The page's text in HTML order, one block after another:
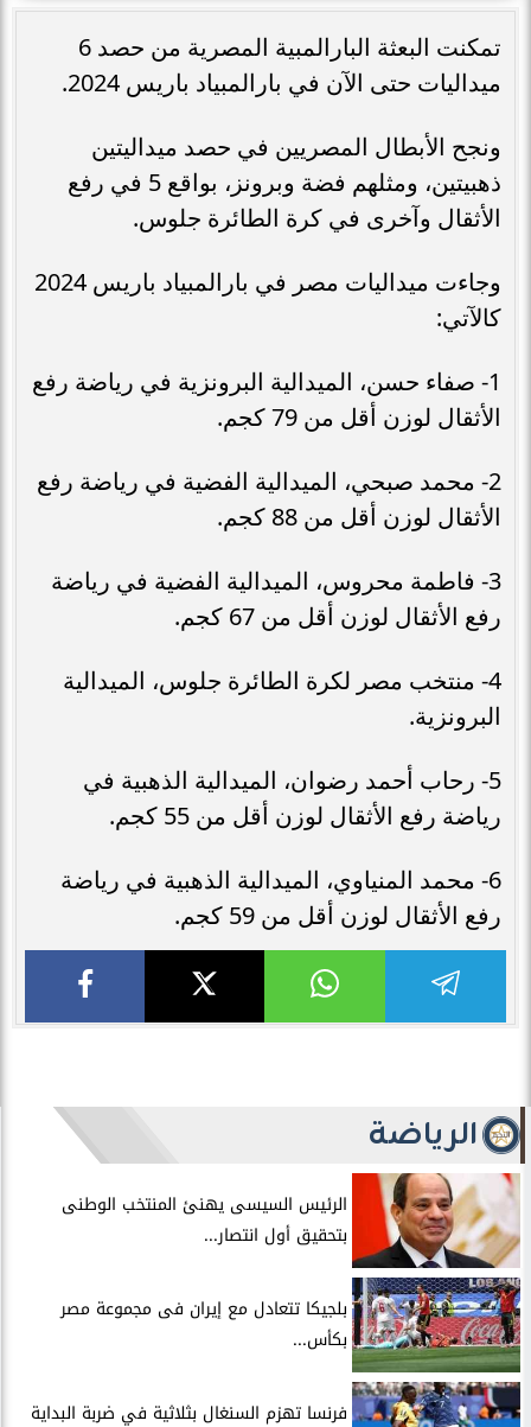
تمكنت البعثة البارالمبية المصرية من حصد 6
ميداليات حتى الآن في بارالمبياد باريس 2024.
ونجح الأبطال المصريين في حصد ميداليتين
ذهبيتين، ومثلهم فضة وبرونز، بواقع 5 في رفع
الأثقال وآخرى في كرة الطائرة جلوس.
وجاءت ميداليات مصر في بارالمبياد باريس 2024
كالآتي:
1- صفاء حسن، الميدالية البرونزية في رياضة رفع
الأثقال لوزن أقل من 79 كجم.
2- محمد صبحي، الميدالية الفضية في رياضة رفع
الأثقال لوزن أقل من 88 كجم.
3- فاطمة محروس، الميدالية الفضية في رياضة
رفع الأثقال لوزن أقل من 67 كجم.
4- منتخب مصر لكرة الطائرة جلوس، الميدالية
البرونزية.
5- رحاب أحمد رضوان، الميدالية الذهبية في
رياضة رفع الأثقال لوزن أقل من 55 كجم.
6- محمد المنياوي، الميدالية الذهبية في رياضة
رفع الأثقال لوزن أقل من 59 كجم.
الرياضة
الرئيس السيسى يهنئ المنتخب الوطنى
بتحقيق أول انتصار...
بلجيكا تتعادل مع إيران فى مجموعة مصر
بكأس...
فرنسا تهزم السنغال بثلاثية في ضربة البداية